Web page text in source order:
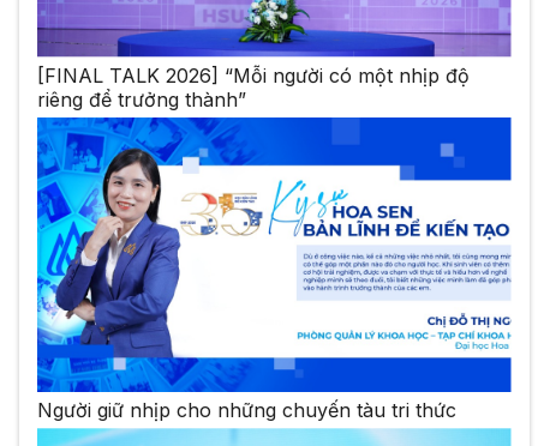
[FINAL TALK 2026] “Mỗi người có một nhịp độ
riêng để trưởng thành”
Người giữ nhịp cho những chuyến tàu tri thức